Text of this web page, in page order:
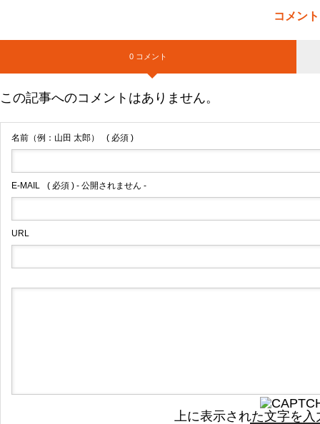
コメント
0 コメント
この記事へのコメントはありません。
名前（例：山田 太郎） ( 必須 )
E-MAIL ( 必須 ) - 公開されません -
URL
上に表示された文字を